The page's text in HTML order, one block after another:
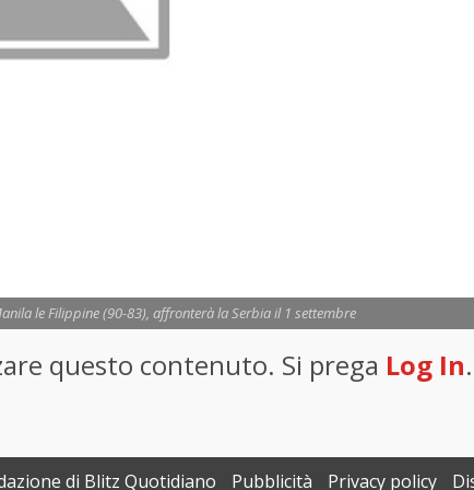
le Filippine (90-83), affronterà la Serbia il 1 settembre
questo contenuto. Si prega Log In.
di Blitz Quotidiano Pubblicità Privacy policy